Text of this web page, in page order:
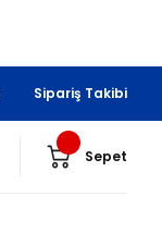
Sipariş Takibi
Sepet